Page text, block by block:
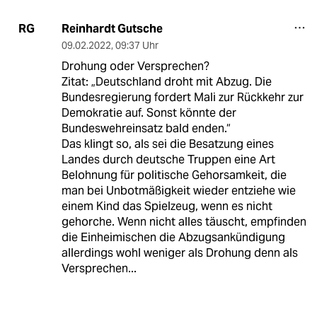
RG Reinhardt Gutsche
09.02.2022, 09:37 Uhr
Drohung oder Versprechen?
Zitat: „Deutschland droht mit Abzug. Die
Bundesregierung fordert Mali zur Rückkehr zur
Demokratie auf. Sonst könnte der
Bundeswehreinsatz bald enden.“
Das klingt so, als sei die Besatzung eines
Landes durch deutsche Truppen eine Art
Belohnung für politische Gehorsamkeit, die
man bei Unbotmäßigkeit wieder entziehe wie
einem Kind das Spielzeug, wenn es nicht
gehorche. Wenn nicht alles täuscht, empfinden
die Einheimischen die Abzugsankündigung
allerdings wohl weniger als Drohung denn als
Versprechen...